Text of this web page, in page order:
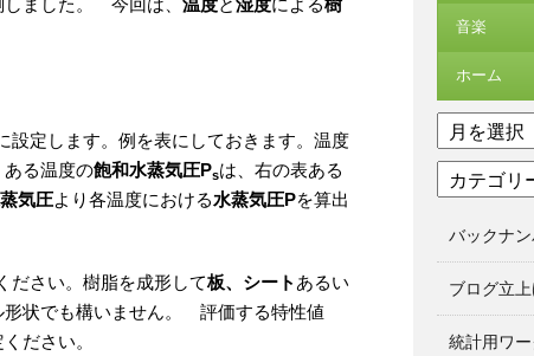
しました。 今回は、 温度と湿度による樹
設定します。例を表にしておきます。温度
る温度の飽和水蒸気圧Psは、右の表ある
気圧より各温度における水蒸気圧Pを算出
ださい。樹脂を成形して板、シート あるい
状でも構いません。 評価する特性値
ださい。
音楽
ホーム
ア
ー
イ
テ
リバックナ
ブログ立
統計用ワー